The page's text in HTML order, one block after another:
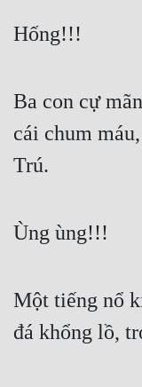
Truyện Nhập Môn
Xa Lộ Dịch
Cung Đấu
Cổ Tiên Hiệp
Du Hí
Hống!!!
Ba con cự
cái chum
Trú.
Ùng ùng!!!
Một tiếng nổ
đá khổng lồ,